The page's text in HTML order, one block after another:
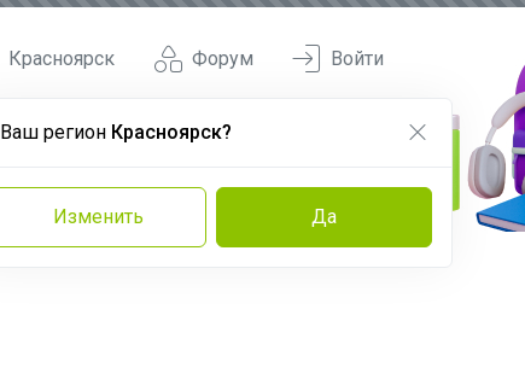
Форум
Красноярск
Ваш регион Красноярск?
Изменить Да
Войти